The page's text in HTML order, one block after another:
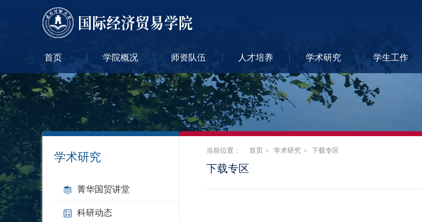
首页 学院概况 师资队伍 人才培养 学术研究 学生工作
学术研究
菁华国贸讲堂
科研动态
当前位置： 首页 学术研究 下载专区
下载专区